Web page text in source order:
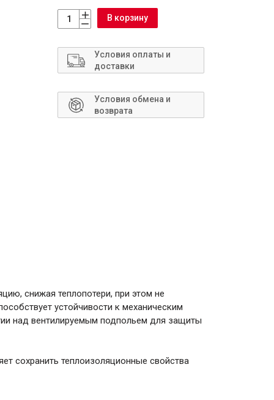
В корзину
Условия оплаты и
доставки
Условия обмена и
возврата
снижая теплопотери, при этом не
устойчивости к механическим
над вентилируемым подпольем для защиты
сохранить теплоизоляционные свойства
Сантехника